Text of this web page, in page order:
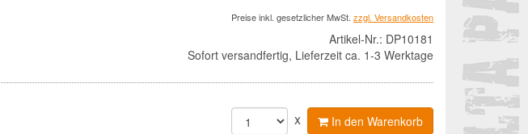
Preise inkl. gesetzlicher MwSt. zzgl. Versandkosten
Artikel-Nr.: DP10181
Sofort versandfertig, Lieferzeit ca. 1-3 Werktage
x In den Warenkorb